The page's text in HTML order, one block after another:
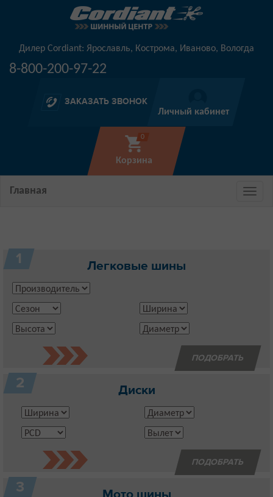
Дилер Cordiant: Ярославль, Кострома, Иваново, Вологда
8-800-200-97-22
ЗАКАЗАТЬ ЗВОНОК
Личный кабинет
0
Корзина
Главная
1 Легковые шины
2 Диски
3